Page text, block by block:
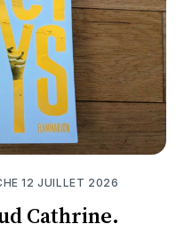
12 JUILLET 2026
Cathrine.